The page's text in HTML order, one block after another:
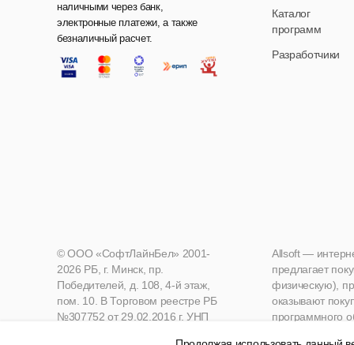
наличными через банк,
электронные платежи, а также
безналичный расчет.
Каталог
программ
Разработчики
Allsoft —
предлагает
физическую),
оказывают
программного
© ООО «СофтЛайнБел» 2001-
2026 РБ, г. Минск, пр.
Победителей, д. 108, 4-й этаж,
пом. 10. В Торговом реестре РБ
№307752 от 29.02.2016 г. УНП